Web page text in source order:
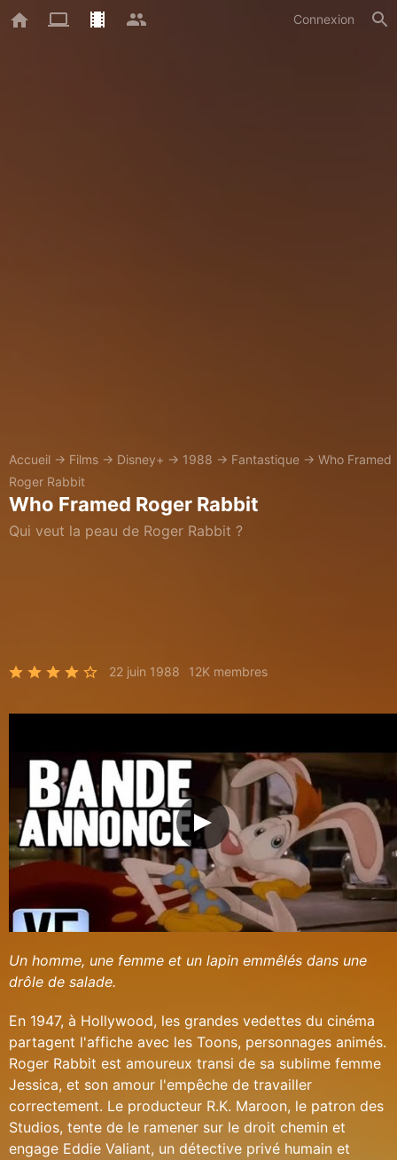
Connexion
Accueil → Films → Disney+ → 1988 → Fantastique → Who Framed
Roger Rabbit
Who Framed Roger Rabbit
Qui veut la peau de Roger Rabbit ?
22 juin 1988 12K membres
Un homme, une femme et un lapin emmêlés dans une
drôle de salade.
En 1947, à Hollywood, les grandes vedettes du cinéma
partagent l'affiche avec les Toons, personnages animés.
Roger Rabbit est amoureux transi de sa sublime femme
Jessica, et son amour l'empêche de travailler
correctement. Le producteur R.K. Maroon, le patron des
Studios, tente de le ramener sur le droit chemin et
engage Eddie Valiant, un détective privé humain et